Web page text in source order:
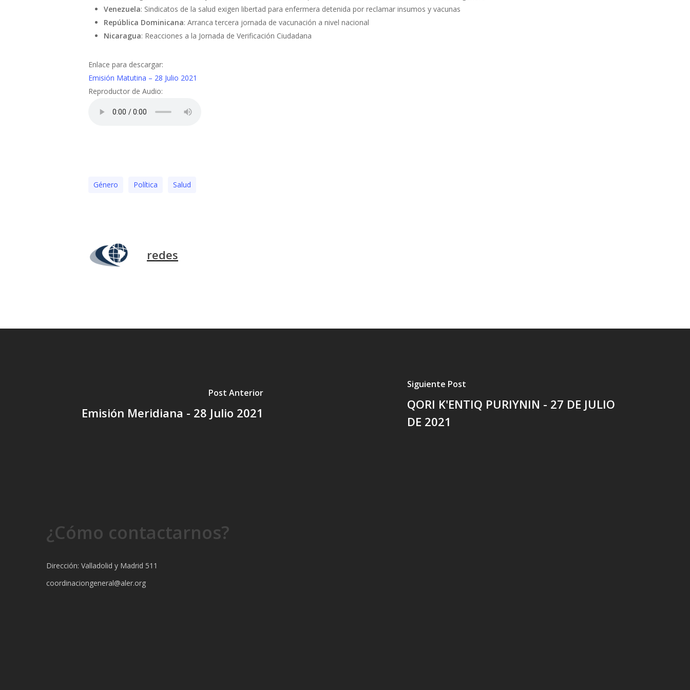
Venezuela: Sindicatos de la salud exigen libertad para enfermera detenida por reclamar insumos y vacunas
República Dominicana: Arranca tercera jornada de vacunación a nivel nacional
Nicaragua: Reacciones a la Jornada de Verificación Ciudadana
Enlace para descargar:
Emisión Matutina – 28 Julio 2021
Reproductor de Audio:
Género Polí­tica Salud
redes
Post Anterior
Emisión Meridiana - 28 Julio 2021
Siguiente Post
QORI K'ENTIQ PURIYNIN - 27 DE JULIO
DE 2021
¿Cómo contactarnos?
Dirección: Valladolid y Madrid 511
coordinaciongeneral@aler.org